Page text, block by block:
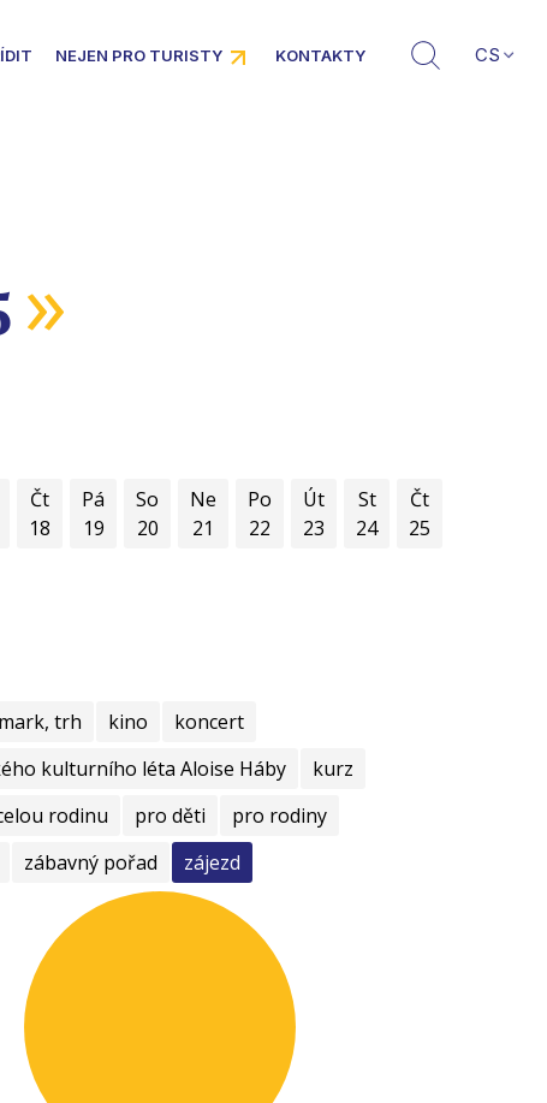
NEJEN PRO TURISTY KONTAKTY CS
»
Čt
18
Pá
19
So
20
Ne
21
Po
22
Út
23
St
24
Čt
25
trh kino
koncert
kulturního léta Aloise Háby
kurz
rodinu pro děti
pro rodiny
zábavný pořad zájezd